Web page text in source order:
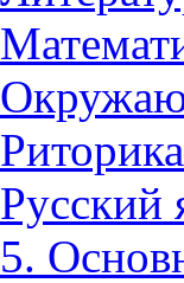
Русский
5.